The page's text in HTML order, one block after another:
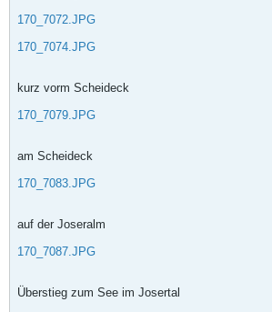
170_7072.JPG
170_7074.JPG
kurz vorm Scheideck
170_7079.JPG
am Scheideck
170_7083.JPG
auf der Joseralm
170_7087.JPG
Überstieg zum See im Josertal